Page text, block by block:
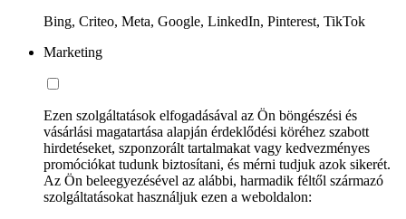
Bing, Criteo, Meta, Google, LinkedIn, Pinterest, TikTok
Marketing
Ezen szolgáltatások elfogadásával az Ön böngészési és
vásárlási magatartása alapján érdeklődési köréhez szabott
hirdetéseket, szponzorált tartalmakat vagy kedvezményes
promóciókat tudunk biztosítani, és mérni tudjuk azok sikerét.
Az Ön beleegyezésével az alábbi, harmadik féltől származó
szolgáltatásokat használjuk ezen a weboldalon: